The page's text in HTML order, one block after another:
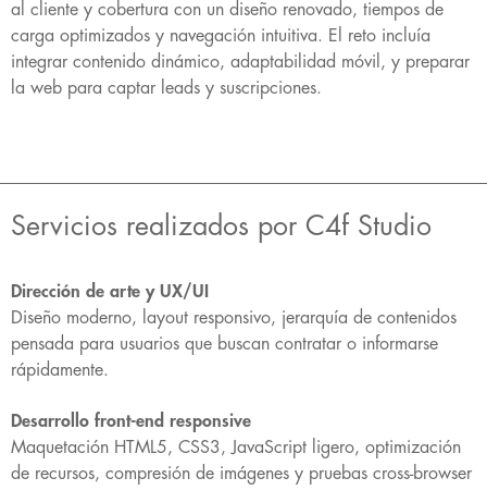
al cliente y cobertura con un diseño renovado, tiempos de
carga optimizados y navegación intuitiva. El reto incluía
integrar contenido dinámico, adaptabilidad móvil, y preparar
la web para captar leads y suscripciones.
Servicios realizados por C4f Studio
Dirección de arte y UX/UI
Diseño moderno, layout responsivo, jerarquía de contenidos
pensada para usuarios que buscan contratar o informarse
rápidamente.
Desarrollo front-end responsive
Maquetación HTML5, CSS3, JavaScript ligero, optimización
de recursos, compresión de imágenes y pruebas cross-browser